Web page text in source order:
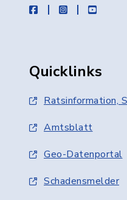
facebookinstagramyoutube
Quicklinks
Ratsinformation,
Amtsblatt
Geo-Datenportal
Schadensmelder